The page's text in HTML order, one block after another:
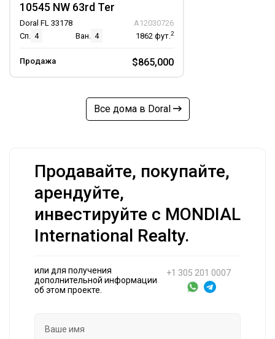
10545 NW 63rd Ter
Doral FL 33178
A12030726
Сп. 4 Ван. 4 1862 фут.2
Продажа $865,000
Все дома в Doral
Продавайте, покупайте,
арендуйте,
инвестируйте с MONDIAL
International Realty.
или для получения
дополнительной информации
об этом проекте.
+1 305 201 0007